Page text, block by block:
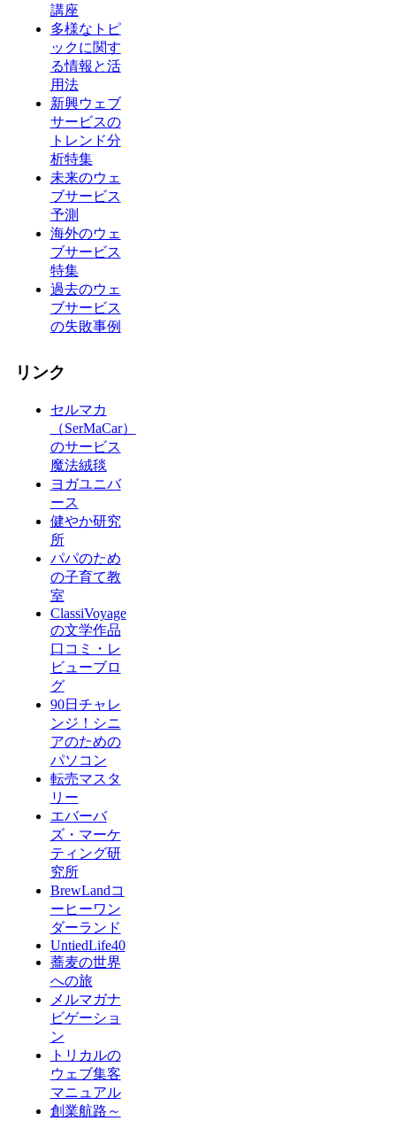
講座
多様なトピ
ックに関す
る情報と活
用法
新興ウェブ
サービスの
トレンド分
析特集
未来のウェ
ブサービス
予測
海外のウェ
ブサービス
特集
過去のウェ
ブサービス
の失敗事例
リンク
セルマカ
（SerMaCar）
のサービス
魔法絨毯
ヨガユニバ
ース
健やか研究
所
パパのため
の子育て教
室
ClassiVoyage
の文学作品
口コミ・レ
ビューブロ
グ
90日チャレ
ンジ！シニ
アのための
パソコン
転売マスタ
リー
エバーバ
ズ・マーケ
ティング研
究所
BrewLandコ
ーヒーワン
ダーランド
UntiedLife40
蕎麦の世界
への旅
メルマガナ
ビゲーショ
ン
トリカルの
ウェブ集客
マニュアル
創業航路～